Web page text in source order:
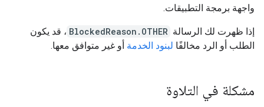
واجهة برمجة التطبيقات.
إذا ظهرت لك الرسالة BlockedReason.OTHER ، قد يكون
الطلب أو الرد مخالفًا لبنود الخدمة أو غير متوافق معها.
مشكلة في التلاوة